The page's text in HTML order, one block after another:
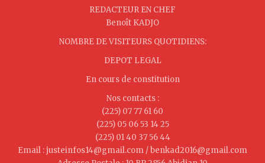
REDACTEUR EN CHEF
Benoît KADJO
NOMBRE DE VISITEURS QUOTIDIENS:
DEPOT LEGAL
En cours de constitution
Nos contacts :
(225) 07 77 61 60
(225) 05 06 53 14 25
(225) 01 40 37 56 44
Email : justeinfos14@gmail.com / benkad2016@gmail.com